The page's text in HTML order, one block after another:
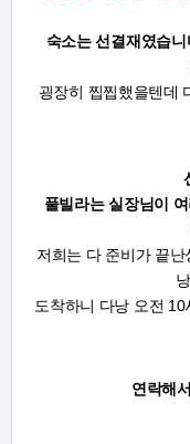
숙소는 선결재였습
굉장히 찝찝했을텐데
풀빌라는 실장님이
저희는 다 준비가 끝
도착하니 다낭 오전
연락해서